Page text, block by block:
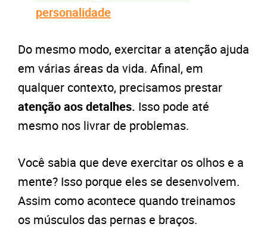
personalidade
Do mesmo modo, exercitar a atenção ajuda
em várias áreas da vida. Afinal, em
qualquer contexto, precisamos prestar
atenção aos detalhes. Isso pode até
mesmo nos livrar de problemas.
Você sabia que deve exercitar os olhos e a
mente? Isso porque eles se desenvolvem.
Assim como acontece quando treinamos
os músculos das pernas e braços.